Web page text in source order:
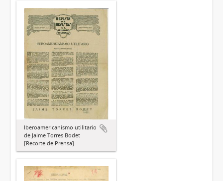
Iberoamericanismo utilitario
de Jaime Torres Bodet
[Recorte de Prensa]